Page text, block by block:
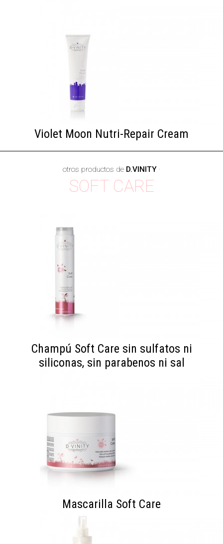
Violet Moon Nutri-Repair Cream
otros productos de D.VINITY·
SOFT CARE
Champú Soft Care sin sulfatos ni
siliconas, sin parabenos ni sal
Mascarilla Soft Care